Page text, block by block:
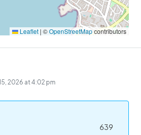
Leaflet | ©OpenStreetMapcontributors
2026 at 4:02 pm
639